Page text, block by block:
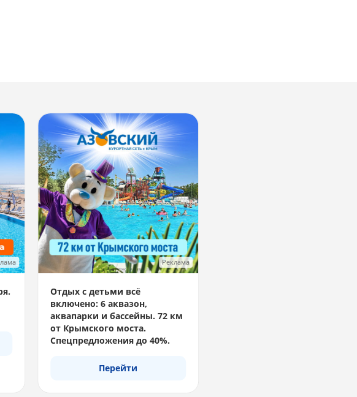
Реклама
Отдых с детьми всё
включено: 6 аквазон,
аквапарки и бассейны. 72 км
от Крымского моста.
Спецпредложения до 40%.
Перейти